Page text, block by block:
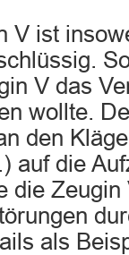
V ist
V das
wollte.
den
auf die
die
als